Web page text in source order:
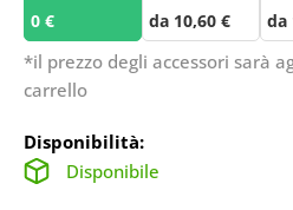
0 € da 10,60 € da
*il prezzo degli accessori sarà
carrello
Disponibilità:
Disponibile